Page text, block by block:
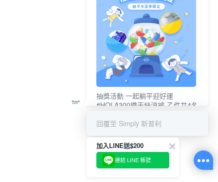
抽獎活動 一起躺平迎好運
#HOLA300織天絲涼被-乙件共4名
回覆至 Simply 新普利
加入LINE送$200
連結 LINE 帳號